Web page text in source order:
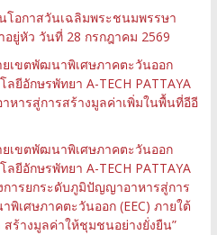
โอกาสวันเฉลิมพระชนมพรรษา
อยู่หัว วันที่ 28 กรกฎาคม 2569
เขตพัฒนาพิเศษภาคตะวันออก
ยีอักษรพัทยา A-TECH PATTAYA
หารสู่การสร้างมูลค่าเพิ่มในพื้นที่อีอี
เขตพัฒนาพิเศษภาคตะวันออก
ยีอักษรพัทยา A-TECH PATTAYA
การยกระดับภูมิปัญญาอาหารสู่การ
เศษภาคตะวันออก (EEC) ภายใต้
ร้างมูลค่าให้ชุมชนอย่างยั่งยืน”